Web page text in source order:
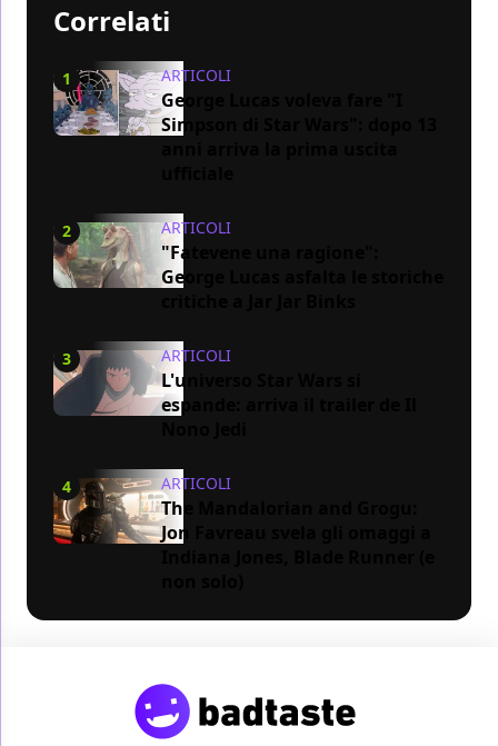
Correlati
1 ARTICOLI
George Lucas voleva fare "I
Simpson di Star Wars": dopo 13
2 ARTICOLI
"Fatevene una ragione":
George Lucas asfalta le storiche
3 ARTICOLI
L'universo Star Wars si
espande: arriva il trailer de Il
4 ARTICOLI
The Mandalorian and Grogu:
Jon Favreau svela gli omaggi a